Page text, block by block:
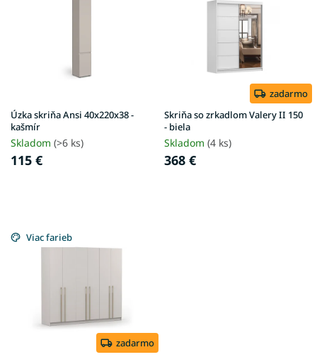
u
k
t
o
Úzka skriňa Ansi 40x220x38 -
kašmír
Skladom (>6 ks)
115 €
zadarmo
Skriňa so zrkadlom Valery II 150
- biela
Skladom (4 ks)
368 €
Viac farieb
zadarmo